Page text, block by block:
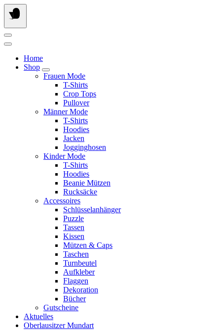
Springe
zum
Inhalt
Home
Shop
Frauen Mode
T-Shirts
Crop Tops
Pullover
Männer Mode
T-Shirts
Hoodies
Jacken
Jogginghosen
Kinder Mode
T-Shirts
Hoodies
Beanie Mützen
Rucksäcke
Accessoires
Schlüsselanhänger
Puzzle
Tassen
Kissen
Mützen & Caps
Taschen
Turnbeutel
Aufkleber
Flaggen
Dekoration
Bücher
Gutscheine
Aktuelles
Oberlausitzer Mundart